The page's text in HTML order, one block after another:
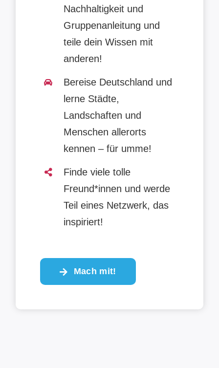
Nachhaltigkeit und
Gruppenanleitung und
teile dein Wissen mit
anderen!
Bereise Deutschland und
lerne Städte,
Landschaften und
Menschen allerorts
kennen – für umme!
Finde viele tolle
Freund*innen und werde
Teil eines Netzwerk, das
inspiriert!
Mach mit!